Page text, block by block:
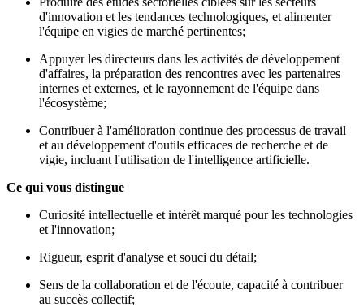
d'innovation et les tendances technologiques, et alimenter
l'équipe en vigies de marché pertinentes;
Appuyer les directeurs dans les activités de développement
d'affaires, la préparation des rencontres avec les partenaires
internes et externes, et le rayonnement de l'équipe dans
l'écosystème;
Contribuer à l'amélioration continue des processus de travail
et au développement d'outils efficaces de recherche et de
vigie, incluant l'utilisation de l'intelligence artificielle.
Ce qui vous distingue
Curiosité intellectuelle et intérêt marqué pour les technologies
et l'innovation;
Rigueur, esprit d'analyse et souci du détail;
Sens de la collaboration et de l'écoute, capacité à contribuer
au succès collectif;